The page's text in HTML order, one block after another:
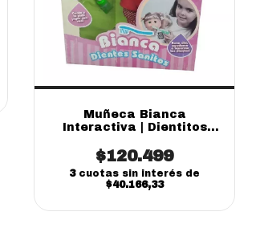
Muñeca Bianca
Interactiva | Dientitos
$120.499
3 cuotas sin interés de
$40.166,33